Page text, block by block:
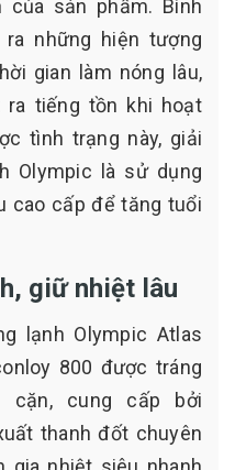
sản phẩm. Bình
những hiện tượng
gian làm nóng lâu,
ra tiếng tồn khi hoạt
tình trạng này, giải
Olympic là sử dụng
cao cấp để tăng tuổi
giữ nhiệt lâu
lạnh Olympic Atlas
800 được tráng
cặn, cung cấp bởi
thanh đốt chuyên